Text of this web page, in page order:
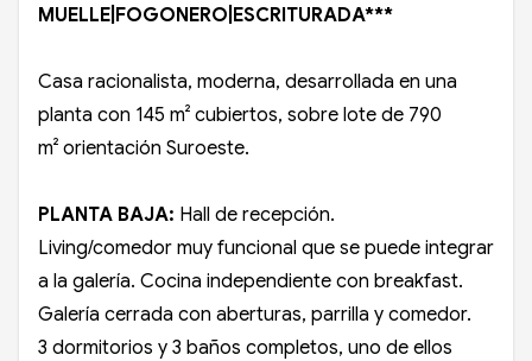
MUELLE|FOGONERO|ESCRITURADA***
Casa racionalista, moderna, desarrollada en una
planta con 145 m² cubiertos, sobre lote de 790
m² orientación Suroeste.
PLANTA BAJA: Hall de recepción.
Living/comedor muy funcional que se puede integrar
a la galería. Cocina independiente con breakfast.
Galería cerrada con aberturas, parrilla y comedor.
3 dormitorios y 3 baños completos, uno de ellos